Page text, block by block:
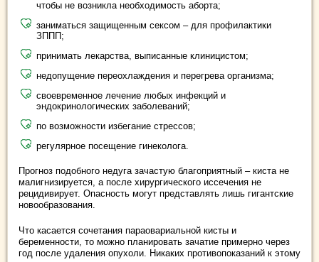
чтобы не возникла необходимость аборта;
заниматься защищенным сексом – для профилактики
ЗППП;
принимать лекарства, выписанные клиницистом;
недопущение переохлаждения и перегрева организма;
своевременное лечение любых инфекций и
эндокринологических заболеваний;
по возможности избегание стрессов;
регулярное посещение гинеколога.
Прогноз подобного недуга зачастую благоприятный – киста не
малигнизируется, а после хирургического иссечения не
рецидивирует. Опасность могут представлять лишь гигантские
новообразования.
Что касается сочетания параовариальной кисты и
беременности, то можно планировать зачатие примерно через
год после удаления опухоли. Никаких противопоказаний к этому